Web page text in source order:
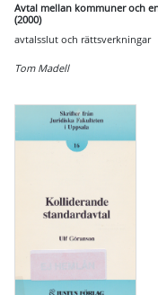
Avtal mellan kommuner och
(2000)
avtalsslut och rättsverkningar
Tom Madell